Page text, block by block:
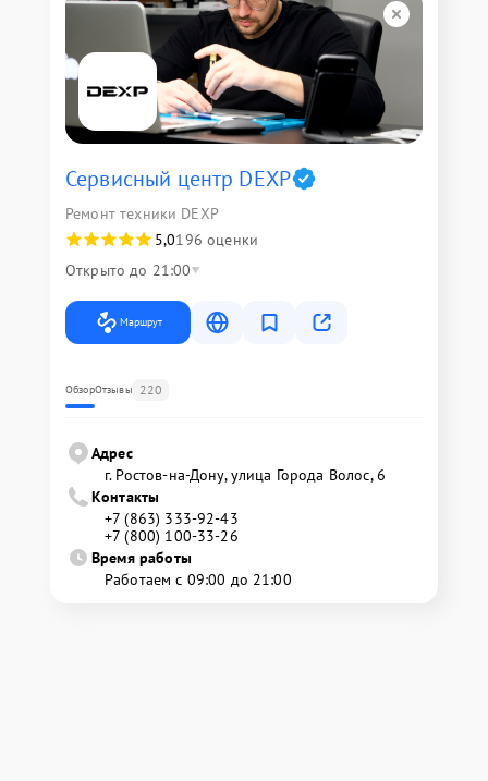
Сервисный центр DEXP
Ремонт техники DEXP
5,0196 оценки
Открыто до 21:00
Маршрут
ОбзорОтзывы 220
Адрес
г. Ростов-на-Дону, улица Города Волос, 6
Контакты
+7 (863) 333-92-43
+7 (800) 100-33-26
Время работы
Работаем с 09:00 до 21:00